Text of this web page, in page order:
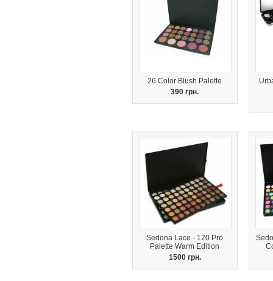
26 Color Blush Palette
390 грн.
Sedona Lace - 120 Pro
Palette Warm Edition
1500 грн.